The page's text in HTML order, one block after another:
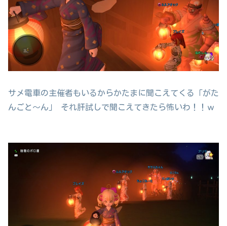
サメ電車の主催者もいるからかたまに聞こえてくる「がた
んごと～ん」 それ肝試しで聞こえてきたら怖いわ！！ｗ